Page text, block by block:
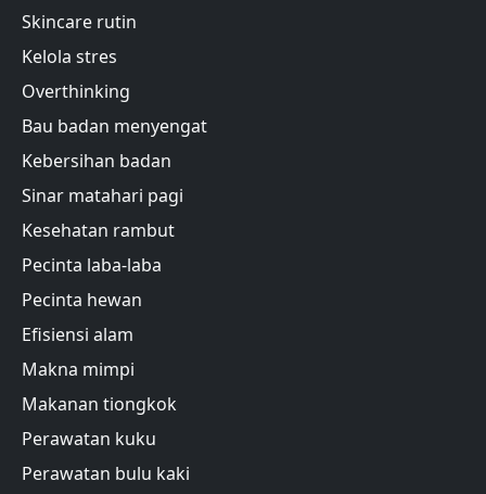
Skincare rutin
Kelola stres
Overthinking
Bau badan menyengat
Kebersihan badan
Sinar matahari pagi
Kesehatan rambut
Pecinta laba-laba
Pecinta hewan
Efisiensi alam
Makna mimpi
Makanan tiongkok
Perawatan kuku
Perawatan bulu kaki